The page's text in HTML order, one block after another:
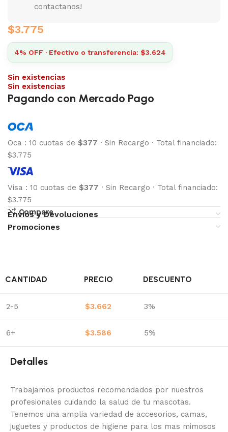
contactanos!
$3.775
4% OFF · Efectivo o transferencia: $3.624
Sin existencias
Sin existencias
Pagando con Mercado Pago
Oca : 10 cuotas de $377 · Sin Recargo · Total financiado:
$3.775
Visa : 10 cuotas de $377 · Sin Recargo · Total financiado:
$3.775
Compare
Envíos y Devoluciones
Promociones
CANTIDAD PRECIO DESCUENTO
2-5 $3.662 3%
6+ $3.586 5%
Detalles
Trabajamos productos recomendados por nuestros
profesionales cuidando la salud de tu mascotas.
Tenemos una amplia variedad de accesorios, camas,
juguetes y productos de higiene para los mas mimosos